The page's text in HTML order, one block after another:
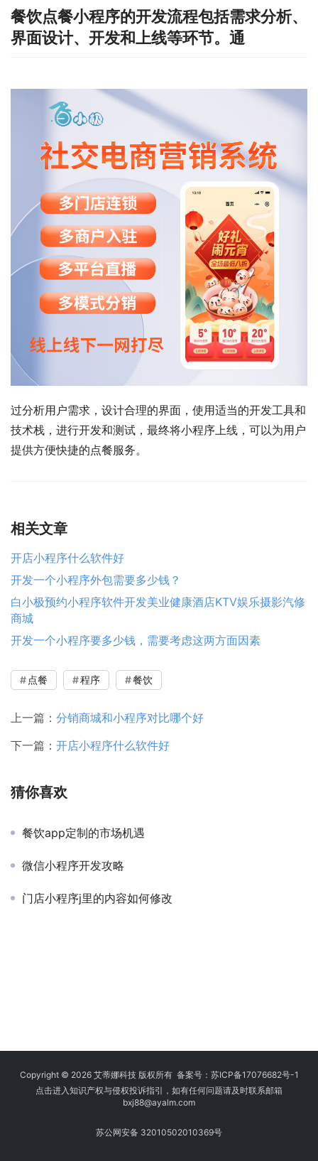
餐饮点餐小程序的开发流程包括需求分析、
界面设计、开发和上线等环节。通
过分析用户需求，设计合理的界面，使用适当的开发工具和
技术栈，进行开发和测试，最终将小程序上线，可以为用户
提供方便快捷的点餐服务。
相关文章
开店小程序什么软件好
开发一个小程序外包需要多少钱？
白小极预约小程序软件开发美业健康酒店KTV娱乐摄影汽修
商城
开发一个小程序要多少钱，需要考虑这两方面因素
点餐 程序 餐饮
上一篇： 分销商城和小程序对比哪个好
下一篇： 开店小程序什么软件好
猜你喜欢
餐饮app定制的市场机遇
微信小程序开发攻略
门店小程序j里的内容如何修改
Copyright © 2026 艾蒂娜科技 版权所有 备案号： 苏ICP备17076682号-1
点击进入知识产权与侵权投诉指引，如有任何问题请及时联系邮箱
bxj88@ayalm.com
苏公网安备 32010502010369号